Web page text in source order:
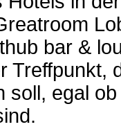
bar &
Treffpunkt,
soll, egal